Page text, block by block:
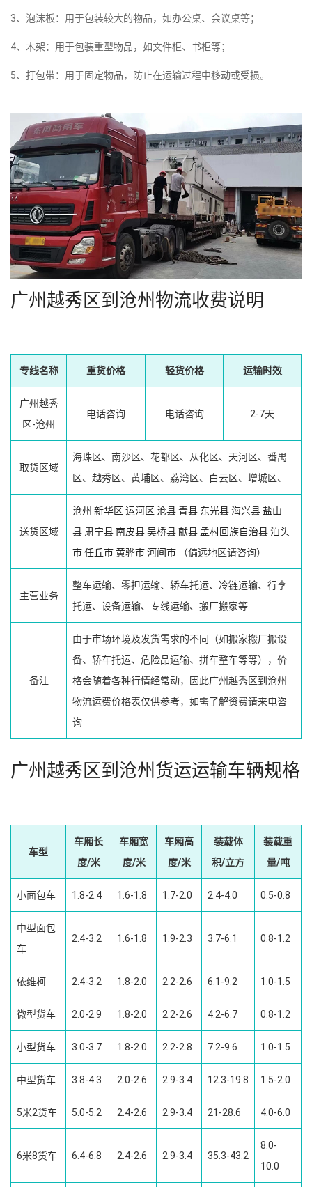
3、泡沫板：用于包装较大的物品，如办公桌、会议桌等；
4、木架：用于包装重型物品，如文件柜、书柜等；
5、打包带：用于固定物品，防止在运输过程中移动或受损。
广州越秀区到沧州物流收费说明
专线名称 重货价格 轻货价格 运输时效
广州越秀
区-沧州
电话咨询 电话咨询 2-7天
取货区域
海珠区、南沙区、花都区、从化区、天河区、番禺
区、越秀区、黄埔区、荔湾区、白云区、增城区、
送货区域
沧州 新华区 运河区 沧县青县 东光县海兴县盐山
县肃宁县南皮县吴桥县献县 孟村回族自治县 泊头
市任丘市黄骅市河间市 （偏远地区请咨询）
主营业务
整车运输、零担运输、轿车托运、冷链运输、行李
托运、设备运输、专线运输、搬厂搬家等
备注
由于市场环境及发货需求的不同（如搬家搬厂搬设
备、轿车托运、危险品运输、拼车整车等等），价
格会随着各种行情经常动，因此广州越秀区到沧州
物流运费价格表仅供参考，如需了解资费请来电咨
询
广州越秀区到沧州货运运输车辆规格
车型
车厢长
度/米
车厢宽
度/米
车厢高
度/米
装载体
积/立方
装载重
量/吨
小面包车 1.8-2.4 1.6-1.8 1.7-2.0 2.4-4.0 0.5-0.8
中型面包
车
2.4-3.2 1.6-1.8 1.9-2.3 3.7-6.1 0.8-1.2
依维柯 2.4-3.2 1.8-2.0 2.2-2.6 6.1-9.2 1.0-1.5
微型货车 2.0-2.9 1.8-2.0 2.2-2.6 4.2-6.7 0.8-1.2
小型货车 3.0-3.7 1.8-2.0 2.2-2.8 7.2-9.6 1.0-1.5
中型货车 3.8-4.3 2.0-2.6 2.9-3.4 12.3-19.8 1.5-2.0
5米2货车 5.0-5.2 2.4-2.6 2.9-3.4 21-28.6 4.0-6.0
6米8货车 6.4-6.8 2.4-2.6 2.9-3.4 35.3-43.2
8.0-
10.0